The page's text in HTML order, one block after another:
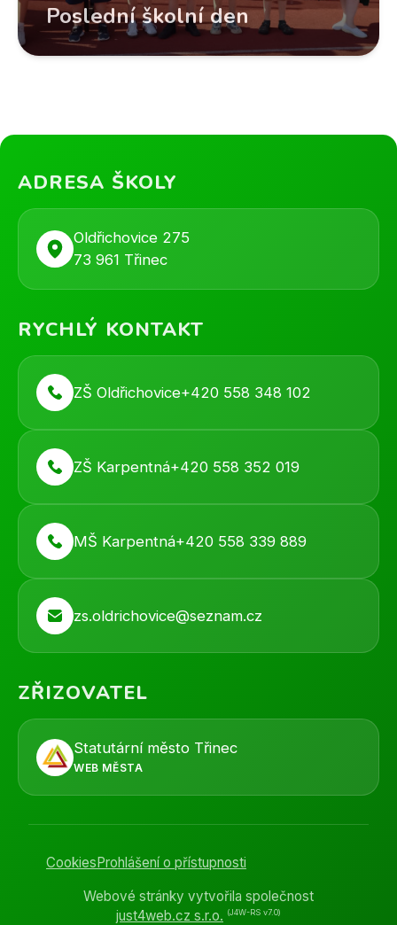
Poslední školní den
ADRESA ŠKOLY
Oldřichovice 275
73 961 Třinec
RYCHLÝ KONTAKT
ZŠ Oldřichovice+420 558 348 102
ZŠ Karpentná+420 558 352 019
MŠ Karpentná+420 558 339 889
zs.oldrichovice@seznam.cz
ZŘIZOVATEL
Statutární město Třinec
WEB MĚSTA
CookiesProhlášení o přístupnosti
Webové stránky vytvořila společnost
just4web.cz s.r.o. (J4W-RS v7.0)